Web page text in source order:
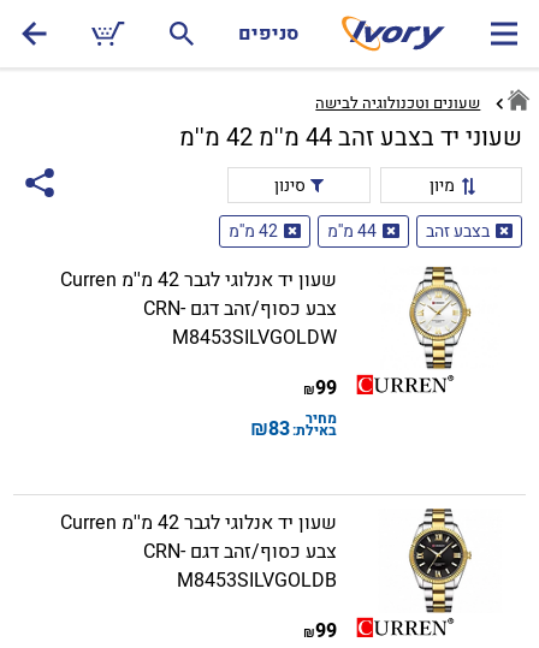
סניפים
שעונים וטכנולוגיה לבישה
שעוני יד בצבע זהב 44 מ''מ 42 מ''מ
מיון
סינון
בצבע זהב
44 מ''מ 42 מ''מ
שעון יד אנלוגי לגבר 42 מ''מ Curren
צבע כסוף/זהב דגם CRN-
M8453SILVGOLDW
99
₪
מחיר
באילת:83
₪
שעון יד אנלוגי לגבר 42 מ''מ Curren
צבע כסוף/זהב דגם CRN-
M8453SILVGOLDB
99
₪